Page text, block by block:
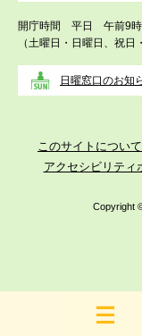
開庁時間 平日 午前9時
（土曜日・日曜日、祝日
日曜窓口のお知
このサイトについて
アクセシビリティ
Copyright